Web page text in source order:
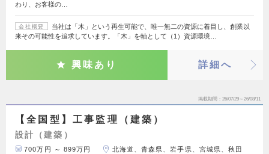
わり、お客様の…
会社概要
当社は「木」という再生可能で、唯一無二の資源に着目し、創業以
来その可能性を追求しています。「木」を軸として（1）資源環境…
興味あり 詳細へ
掲載期間 26/07/29～26/08/11
【全国型】工事監理（建築）
設計（建築）
700万円 ～ 899万円 北海道、青森県、岩手県、宮城県、秋田